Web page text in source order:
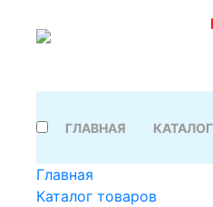
ГЛАВНАЯ
Главная
Каталог товаров